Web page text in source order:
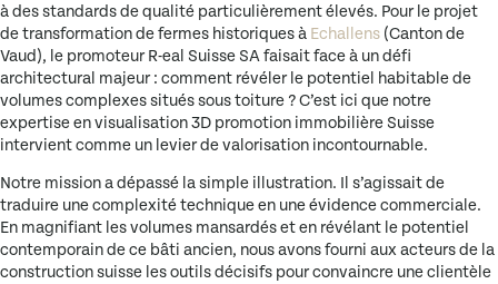
à des standards de qualité particulièrement élevés. Pour le projet
de transformation de fermes historiques à Echallens (Canton de
Vaud), le promoteurR-eal Suisse SAfaisait face à un défi
architectural majeur : comment révéler le potentiel habitable de
volumes complexes situés sous toiture ? C’est ici que notre
expertise envisualisation 3D promotion immobilière Suisse
intervient comme un levier de valorisation incontournable.
Notre mission a dépassé la simple illustration. Il s’agissait de
traduire une complexité technique en une évidence commerciale.
En magnifiant les volumes mansardés et en révélant le potentiel
contemporain de ce bâti ancien, nous avons fourni aux acteurs de la
construction suisse les outils décisifs pour convaincre une clientèle